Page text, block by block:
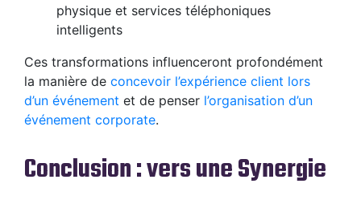
physique et services téléphoniques
intelligents
Ces transformations influenceront profondément
la manière de concevoir l’expérience client lors
d’un événement et de penser l’organisation d’un
événement corporate.
Conclusion : vers une Synergie